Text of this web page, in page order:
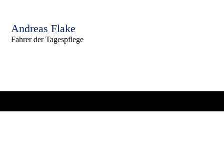
Andreas Flake
Fahrer der Tagespflege